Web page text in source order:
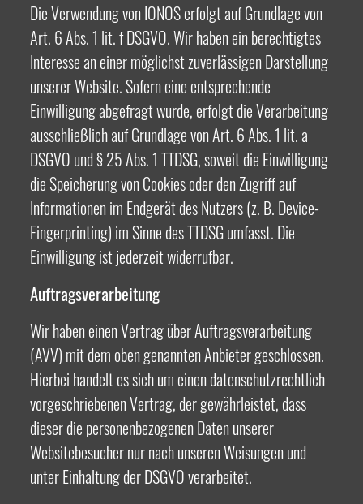
Die Verwendung von IONOS erfolgt auf Grundlage von
Art. 6 Abs. 1 lit. f DSGVO. Wir haben ein berechtigtes
Interesse an einer möglichst zuverlässigen Darstellung
unserer Website. Sofern eine entsprechende
Einwilligung abgefragt wurde, erfolgt die Verarbeitung
ausschließlich auf Grundlage von Art. 6 Abs. 1 lit. a
DSGVO und § 25 Abs. 1 TTDSG, soweit die Einwilligung
die Speicherung von Cookies oder den Zugriff auf
Informationen im Endgerät des Nutzers (z. B. Device-
Fingerprinting) im Sinne des TTDSG umfasst. Die
Einwilligung ist jederzeit widerrufbar.
Auftragsverarbeitung
Wir haben einen Vertrag über Auftragsverarbeitung
(AVV) mit dem oben genannten Anbieter geschlossen.
Hierbei handelt es sich um einen datenschutzrechtlich
vorgeschriebenen Vertrag, der gewährleistet, dass
dieser die personenbezogenen Daten unserer
Websitebesucher nur nach unseren Weisungen und
unter Einhaltung der DSGVO verarbeitet.